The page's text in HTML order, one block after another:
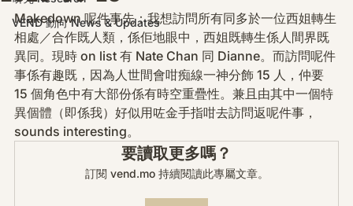
VEND 動向 News & Updates
Makedown 呢件事先：我想訪問所有同多於一位西姐轉生
相處／合作既人類，係佢地眼中，西姐既轉生係人間界既
異同。現時 on list 有 Nate Chan 同 Dianne。而訪問呢件
事係有趣既，因為人世間會咁痴線一神分飾 15 人，仲要
15 個角色中有大部份係有時空重疊性。兼且由其中一個特
異個體（即係我）好似用咗金手指咁去訪問返呢件事，
sounds interesting。
要讀取更多嗎？
訂閱 vend.mo 持續閱讀此專屬文章。